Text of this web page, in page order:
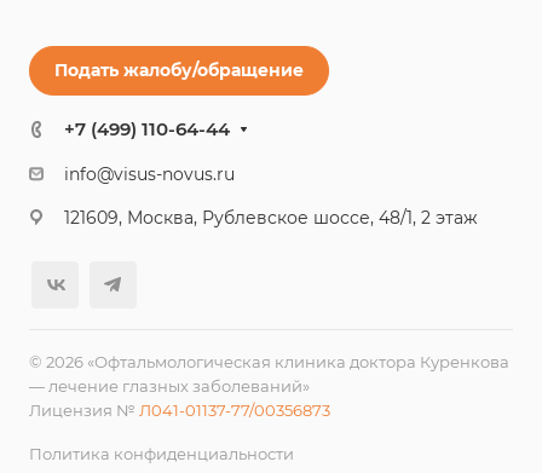
Подать жалобу/обращение
+7 (499) 110-64-44
info@visus-novus.ru
121609, Москва, Рублевское шоссе, 48/1, 2 этаж
© 2026 «Офтальмологическая клиника доктора Куренкова
— лечение глазных заболеваний»
Лицензия № Л041-01137-77/00356873
Политика конфиденциальности